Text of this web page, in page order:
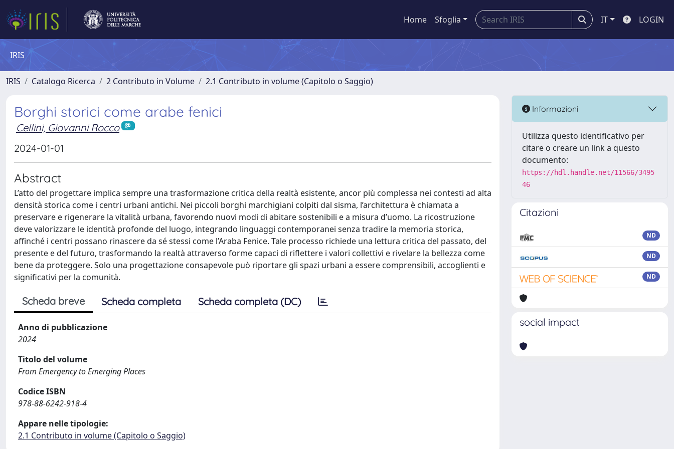
Home Sfoglia IT LOGIN
IRIS
IRIS Catalogo Ricerca 2 Contributo in Volume 2.1 Contributo in volume (Capitolo o Saggio)
Borghi storici come arabe fenici
Cellini, Giovanni Rocco
2024-01-01
Abstract
L’atto del progettare implica sempre una trasformazione critica della realtà esistente, ancor più complessa nei contesti ad alta
densità storica come i centri urbani antichi. Nei piccoli borghi marchigiani colpiti dal sisma, l’architettura è chiamata a
preservare e rigenerare la vitalità urbana, favorendo nuovi modi di abitare sostenibili e a misura d’uomo. La ricostruzione
deve valorizzare le identità profonde del luogo, integrando linguaggi contemporanei senza tradire la memoria storica,
affinché i centri possano rinascere da sé stessi come l’Araba Fenice. Tale processo richiede una lettura critica del passato, del
presente e del futuro, trasformando la realtà attraverso forme capaci di riflettere i valori collettivi e rivelare la bellezza come
bene da proteggere. Solo una progettazione consapevole può riportare gli spazi urbani a essere comprensibili, accoglienti e
significativi per la comunità.
Scheda breve Scheda completa Scheda completa (DC)
Anno di pubblicazione
2024
Titolo del volume
From Emergency to Emerging Places
Codice ISBN
978-88-6242-918-4
Appare nelle tipologie:
2.1 Contributo in volume (Capitolo o Saggio)
Informazioni
Utilizza questo identificativo per
citare o creare un link a questo
documento:
https://hdl.handle.net/11566/3495
46
Citazioni
ND
ND
ND
social impact